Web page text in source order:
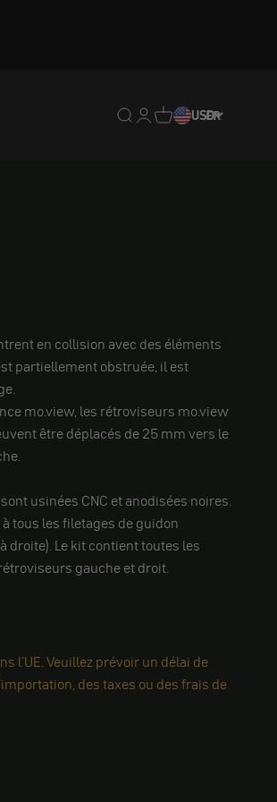
Translation missing :
Translation missing :
Traduction
USDFR
en collision avec des éléments
partiellement obstruée, il est
mo.view, les rétroviseurs mo.view
être déplacés de 25 mm vers le
usinées CNC et anodisées noires.
tous les filetages de guidon
droite). Le kit contient toutes les
gauche et droit.
l'UE. Veuillez prévoir un délai de
des taxes ou des frais de